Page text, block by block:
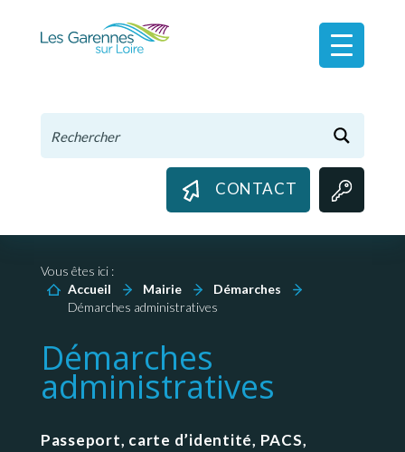
CONTACT
Vous êtes ici :
Accueil
Mairie
Démarches
Démarches administratives
Démarches
administratives
Passeport, carte d’identité, PACS,